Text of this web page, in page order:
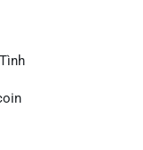
nhất, cá voi đang
sàn giao dịch, tạo
hướng tăng; thứ
không quá lớn để
sức tạo biến động